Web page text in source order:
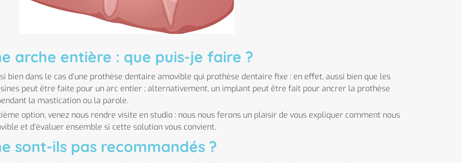
arche entière : que puis-je faire ?
bien dans le cas d’une prothèse dentaire amovible qui prothèse dentaire fixe : en effet, aussi bien que les
peut être faite pour un arc entier ; alternativement, un implant peut être fait pour ancrer la prothèse
la mastication ou la parole.
option, venez nous rendre visite en studio : nous nous ferons un plaisir de vous expliquer comment nous
et d’évaluer ensemble si cette solution vous convient.
sont-ils pas recommandés ?